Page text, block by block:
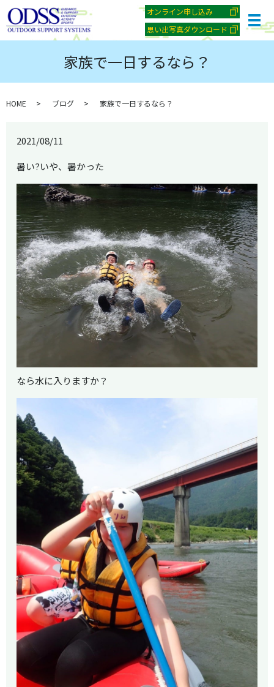
オンライン申し込み
思い出写真ダウンロード
メ
家族で一日するなら？
HOME ブログ 家族で一日するなら？
2021/08/11
暑い?いや、暑かった
なら水に入りますか？